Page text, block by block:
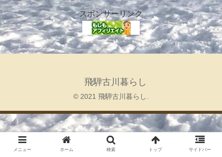
スポンサーリンク
飛騨古川暮らし
© 2021 飛騨古川暮らし.
メニュー ホーム 検索 トップ サイドバー